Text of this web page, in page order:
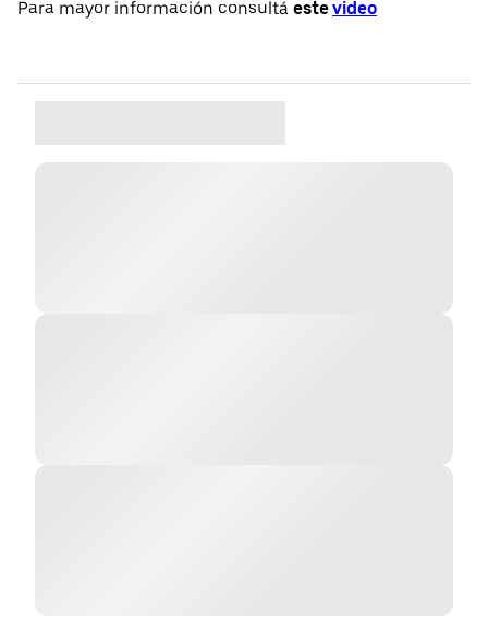
Para mayor información consultá estevideo